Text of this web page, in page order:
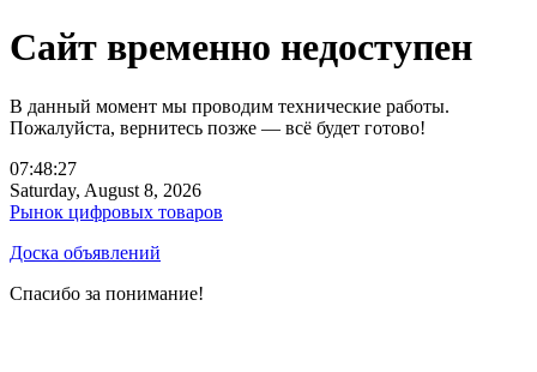
Сайт временно недоступен
В данный момент мы проводим технические работы.
Пожалуйста, вернитесь позже — всё будет готово!
07:48:27
Saturday, August 8, 2026
Рынок цифровых товаров
Доска объявлений
Спасибо за понимание!